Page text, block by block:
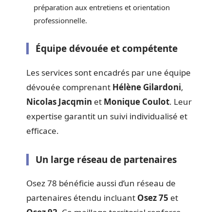
préparation aux entretiens et orientation
professionnelle.
Équipe dévouée et compétente
Les services sont encadrés par une équipe
dévouée comprenant Hélène Gilardoni,
Nicolas Jacqmin et Monique Coulot. Leur
expertise garantit un suivi individualisé et
efficace.
Un large réseau de partenaires
Osez 78 bénéficie aussi d’un réseau de
partenaires étendu incluant Osez 75 et